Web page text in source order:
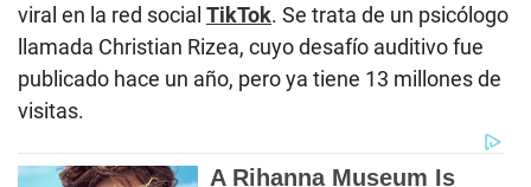
viral en la red social TikTok. Se trata de un psicólogo
llamada Christian Rizea, cuyo desafío auditivo fue
publicado hace un año, pero ya tiene 13 millones de
visitas.